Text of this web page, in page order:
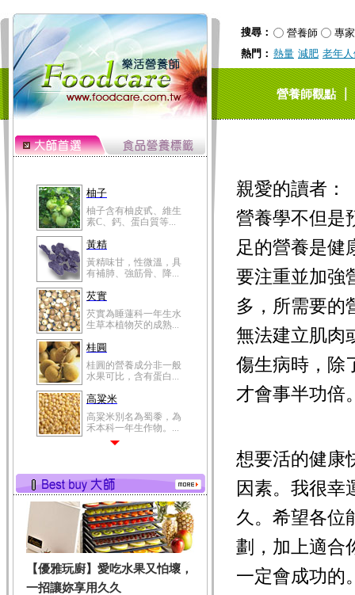
搜尋： 營養師
專家
熱門： 熱量 減肥 老年
營養師觀點｜
柚子
柚子含有柚皮甙、維生
素C、鈣、蛋白質等...
黃精
黃精味甘，性微溫，具
有補肺、強筋骨、降...
芡實
芡實為睡蓮科一年生水
生草本植物芡的成熟...
桂圓
桂圓的營養成分非一般
水果可比，含有蛋白...
高粱米
高粱米別名為蜀黍，為
禾本科一年生作物。...
有蛋白質、脂肪、磷...
鮪魚
鮪魚肚肉中的不飽和脂
肪酸內富含EPA和DH...
韭菜
韭菜所含的膳食纖維能
幫助消化與通便；揮...
【優雅玩廚】愛吃水果又怕壞，
一招讓妳享用久久
親愛的讀者：
營養學不但是
足的營養是健
要注重並加強
多，所需要的
無法建立肌肉
傷生病時，除
才會事半功倍
想要活的健康
因素。我很幸
久。希望各位
劃，加上適合
一定會成功的